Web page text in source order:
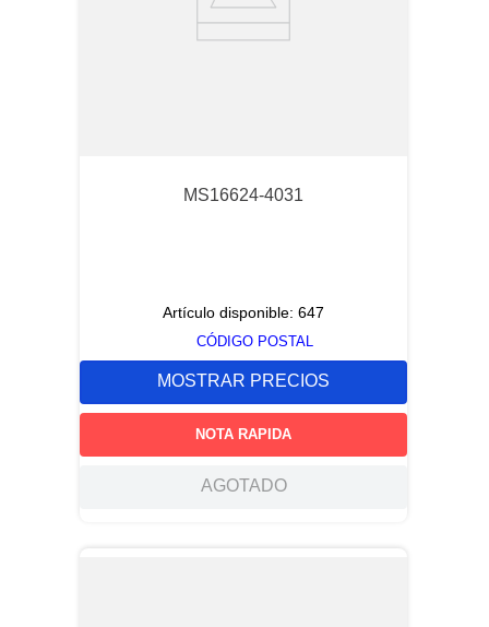
MS16624-4031
Artículo disponible: 647
CÓDIGO POSTAL
MOSTRAR PRECIOS
NOTA RAPIDA
AGOTADO